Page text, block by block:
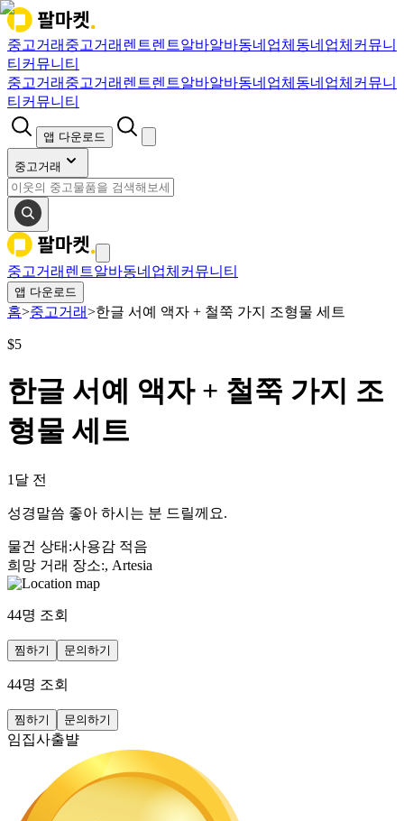
중고거래 중고거래 렌트렌트알바알바동네업체 동네업체 커뮤니
티 커뮤니티
중고거래 중고거래 렌트렌트알바알바동네업체 동네업체 커뮤니
티 커뮤니티
앱 다운로드
중고거래
중고거래 렌트알바동네업체 커뮤니티
앱 다운로드
홈>중고거래>한글 서예 액자 + 철쭉 가지 조형물 세트
$5
한글 서예 액자 + 철쭉 가지 조
형물 세트
1달 전
성경말씀 좋아 하시는 분 드릴께요.
물건 상태 :사용감 적음
희망 거래 장소:, Artesia
44명 조회
찜하기 문의하기
44명 조회
찜하기 문의하기
임집사출뱔